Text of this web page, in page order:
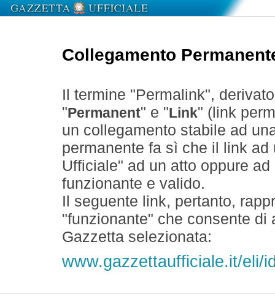
Collegamento
Il termine "Permalink",
" Permanent" e " Link" (link
un collegamento stabile ad
permanente fa sì che il link
Ufficiale" ad un atto oppure
funzionante e valido.
Il seguente link, pertanto,
"funzionante" che consente
Gazzetta selezionata:
www.gazzettaufficiale.it/eli/